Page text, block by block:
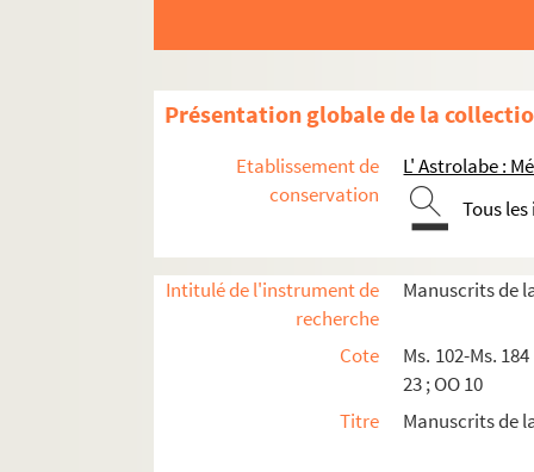
Présentation globale de la
Etablissement de
conservation
L' Astrolabe :
Tous
Intitulé de l'instrument de
recherche
Manuscrits de
Cote
Ms. 102-Ms.
23 ; OO 10
Titre
Manuscrits de
Études et notes
Ms. 167. Abrégé de la vie de sainte
Ms. 168. Clotilde Hodier. Voyage de Clotilde
Ms. 181. Horae ad usum Parisiensem
Ms. 182. Ordo ad consecrandum et
In-4 1425. Mélanges économiques
OO 10. Livre de chants de messe cistercien